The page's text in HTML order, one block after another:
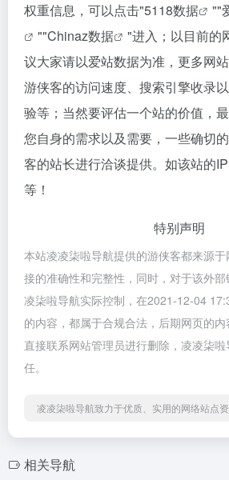
权重信息，可以点击"5118数据 ""
""Chinaz数据
"进入；以目前的
议大家请以爱站数据为准，更多网
游侠客的访问速度、搜索引擎收录
验等；当然要评估一个站的价值，
您自身的需求以及需要，一些确切
客的站长进行洽谈提供。如该站的
等！
特别声明
本站凌凌柒啦导航提供的游侠客都来源
接的准确性和完整性，同时，对于该外
凌柒啦导航实际控制，在2021-12-04
的内容，都属于合规合法，后期网页的
直接联系网站管理员进行删除，凌凌柒
任。
凌凌柒啦导航致力于优质、实用的网络站点
相关导航